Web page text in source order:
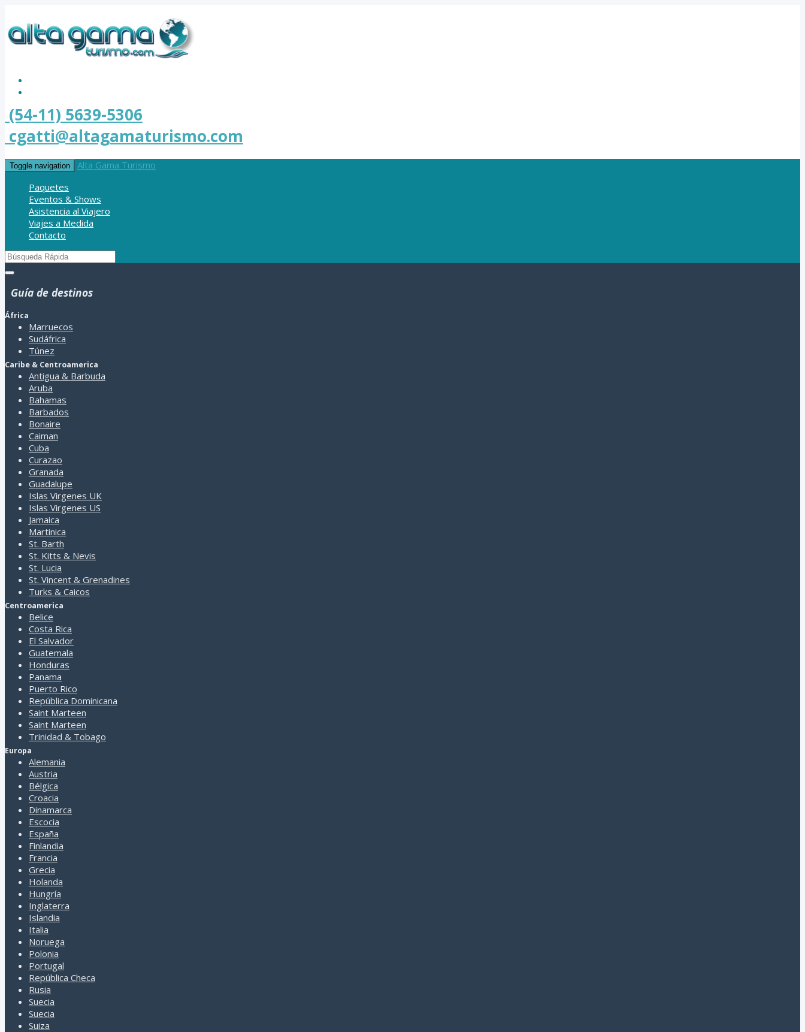
(54-11) 5639-5306
cgatti@altagamaturismo.com
Toggle navigation
Alta Gama Turismo
Paquetes
Eventos & Shows
Asistencia al Viajero
Viajes a Medida
Contacto
Guía de destinos
África
Marruecos
Sudáfrica
Túnez
Caribe & Centroamerica
Antigua & Barbuda
Aruba
Bahamas
Barbados
Bonaire
Caiman
Cuba
Curazao
Granada
Guadalupe
Islas Virgenes UK
Islas Virgenes US
Jamaica
Martinica
St. Barth
St. Kitts & Nevis
St. Lucia
St. Vincent & Grenadines
Turks & Caicos
Centroamerica
Belice
Costa Rica
El Salvador
Guatemala
Honduras
Panama
Puerto Rico
República Dominicana
Saint Marteen
Saint Marteen
Trinidad & Tobago
Europa
Alemania
Austria
Bélgica
Croacia
Dinamarca
Escocia
España
Finlandia
Francia
Grecia
Holanda
Hungría
Inglaterra
Islandia
Italia
Noruega
Polonia
Portugal
República Checa
Rusia
Suecia
Suecia
Suiza